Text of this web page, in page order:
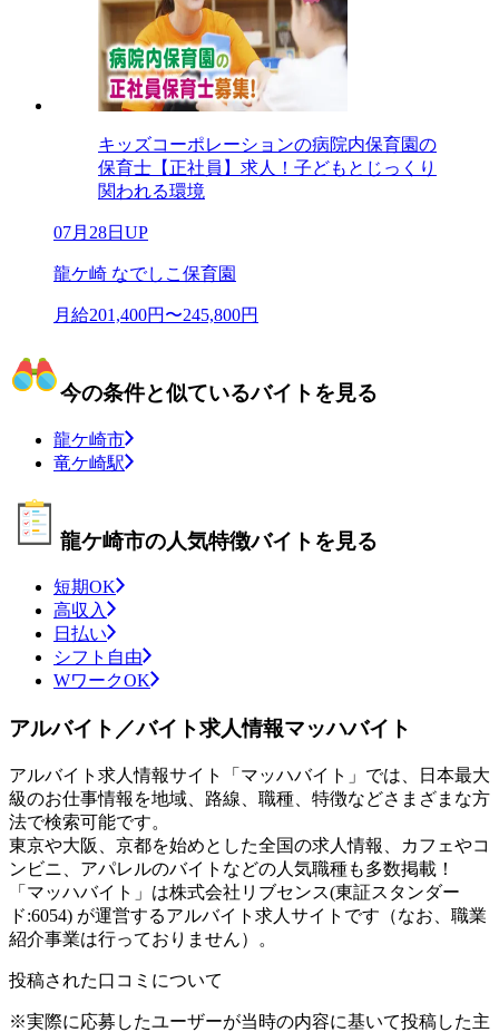
キッズコーポレーションの病院内保育園の
保育士【正社員】求人！子どもとじっくり
関われる環境
07月28日UP
龍ケ崎 なでしこ保育園
月給201,400円〜245,800円
今の条件と似ているバイトを見る
龍ケ崎市
竜ケ崎駅
龍ケ崎市の人気特徴バイトを見る
短期OK
高収入
日払い
シフト自由
WワークOK
アルバイト／バイト求人情報マッハバイト
アルバイト求人情報サイト「マッハバイト」では、日本最大
級のお仕事情報を地域、路線、職種、特徴などさまざまな方
法で検索可能です。
東京や大阪、京都を始めとした全国の求人情報、カフェやコ
ンビニ、アパレルのバイトなどの人気職種も多数掲載！
「マッハバイト」は株式会社リブセンス(東証スタンダー
ド:6054) が運営するアルバイト求人サイトです（なお、職業
紹介事業は行っておりません）。
投稿された口コミについて
※実際に応募したユーザーが当時の内容に基いて投稿した主